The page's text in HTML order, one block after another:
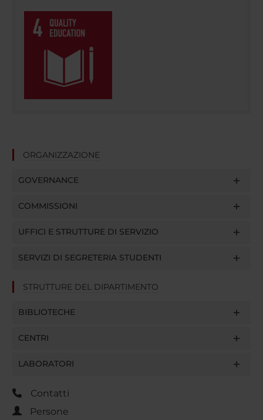
ORGANIZZAZIONE
GOVERNANCE
COMMISSIONI
UFFICI E STRUTTURE DI SERVIZIO
SERVIZI DI SEGRETERIA STUDENTI
STRUTTURE DEL DIPARTIMENTO
BIBLIOTECHE
CENTRI
LABORATORI
Contatti
Persone